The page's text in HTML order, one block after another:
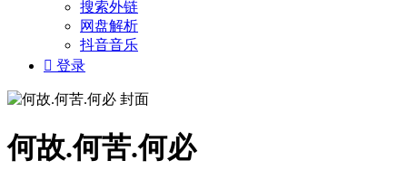
搜索外链
网盘解析
抖音音乐
 登录
何故.何苦.何必